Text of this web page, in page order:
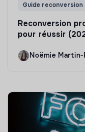
Guide reconversion
Reconversion
pour réussir
Noëmie Martin-